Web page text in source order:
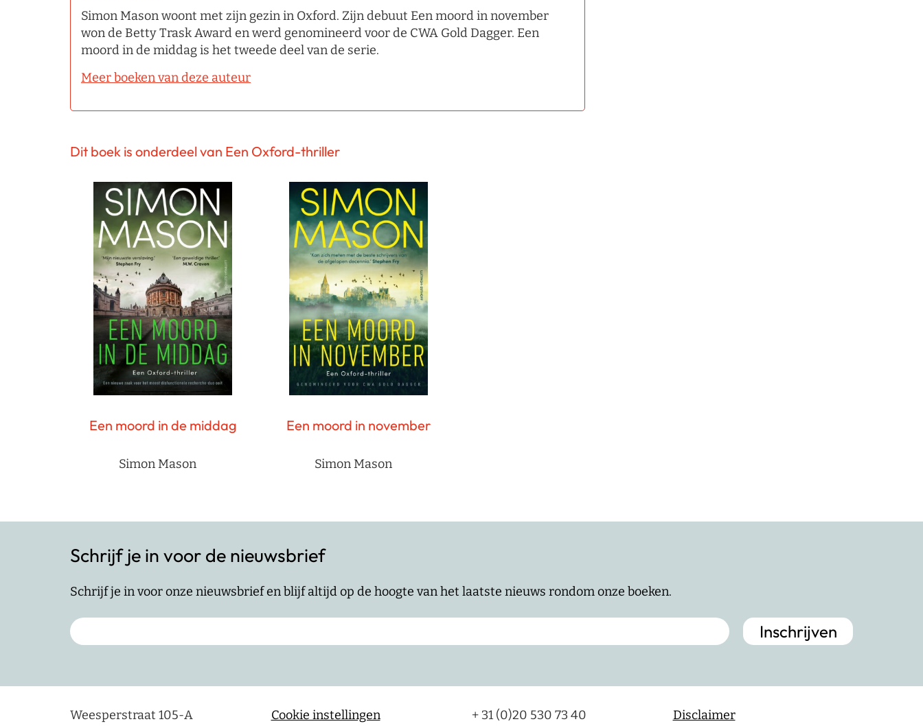
Simon Mason woont met zijn gezin in Oxford. Zijn debuut Een moord in november
won de Betty Trask Award en werd genomineerd voor de CWA Gold Dagger. Een
moord in de middag is het tweede deel van de serie.
Meer boeken van deze auteur
Dit boek is onderdeel van Een Oxford-thriller
Een moord in de middag
Simon Mason
Een moord in november
Simon Mason
Schrijf je in voor de nieuwsbrief
Schrijf je in voor onze nieuwsbrief en blijf altijd op de hoogte van het laatste nieuws rondom onze boeken.
Weesperstraat 105-A
Cookie instellingen
+ 31 (0)20 530 73 40
Disclaimer